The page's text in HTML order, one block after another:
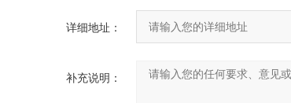
详细地址：
补充说明：